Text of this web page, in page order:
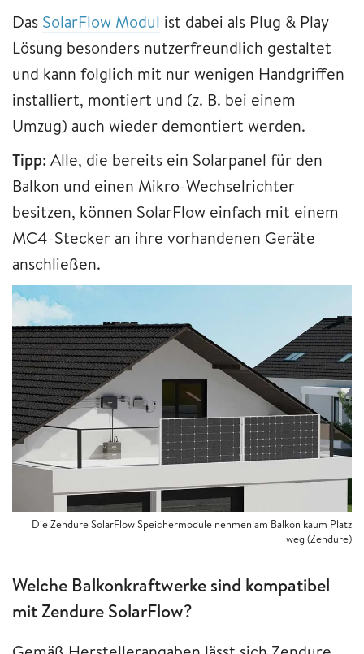
Das SolarFlow Modul ist dabei als Plug & Play
Lösung besonders nutzerfreundlich gestaltet
und kann folglich mit nur wenigen Handgriffen
installiert, montiert und (z. B. bei einem
Umzug) auch wieder demontiert werden.
Tipp: Alle, die bereits ein Solarpanel für den
Balkon und einen Mikro-Wechselrichter
besitzen, können SolarFlow einfach mit einem
MC4-Stecker an ihre vorhandenen Geräte
anschließen.
Die Zendure SolarFlow Speichermodule nehmen am Balkon kaum Platz
weg (Zendure)
Welche Balkonkraftwerke sind kompatibel
mit Zendure SolarFlow?